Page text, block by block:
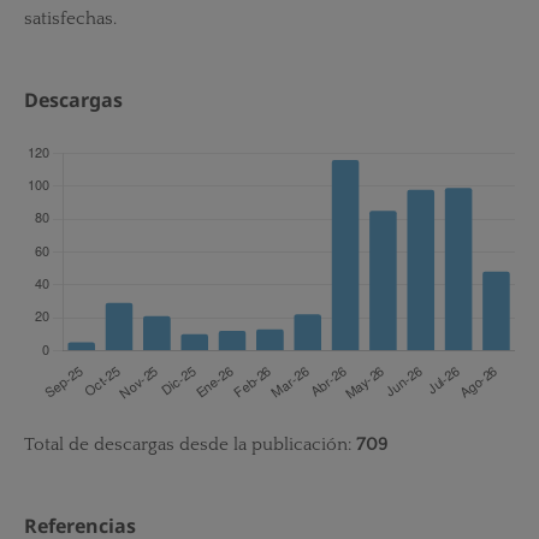
satisfechas.
Descargas
Total de descargas desde la publicación: 709
Referencias